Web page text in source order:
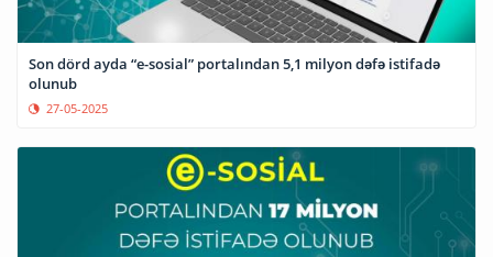
Son dörd ayda “e-sosial” portalından 5,1 milyon dəfə istifadə
olunub
27-05-2025